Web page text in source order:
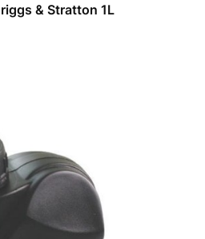
& Stratton 1L